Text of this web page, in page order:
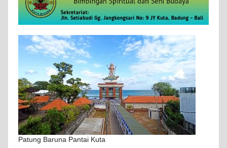
Patung Baruna Pantai Kuta